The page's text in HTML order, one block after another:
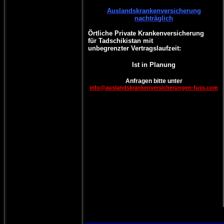
Auslandskrankenversicherung
nachträglich
Örtliche Private Krankenversicherung
für Tadschikistan mit
unbegrenzter Vertragslaufzeit:
Ist in Planung
Anfragen bitte unter
info@auslandskrankenversicherungen-fuss.com